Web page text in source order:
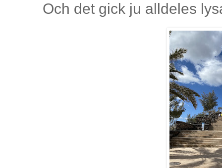
Och det gick ju alldeles